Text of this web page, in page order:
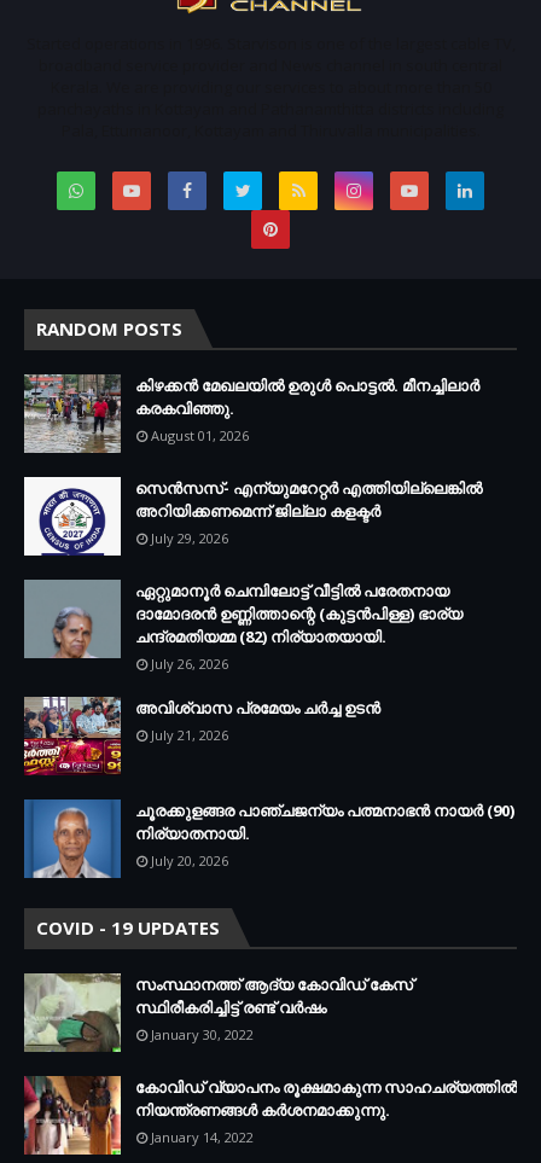
RANDOM POSTS
കിഴക്കന്‍ മേഖലയില്‍ ഉരുള്‍ പൊട്ടല്‍. മീനച്ചിലാര്‍
കരകവിഞ്ഞു.
August 01, 2026
സെന്‍സസ്- എന്യുമറേറ്റര്‍ എത്തിയില്ലെങ്കില്‍
അറിയിക്കണമെന്ന് ജില്ലാ കളക്ടര്‍
July 29, 2026
ഏറ്റുമാനൂര്‍ ചെമ്പിലോട്ട് വീട്ടില്‍ പരേതനായ
ദാമോദരന്‍ ഉണ്ണിത്താന്റെ (കുട്ടന്‍പിള്ള) ഭാര്യ
ചന്ദ്രമതിയമ്മ (82) നിര്യാതയായി.
July 26, 2026
അവിശ്വാസ പ്രമേയം ചര്‍ച്ച ഉടന്‍
July 21, 2026
ചൂരക്കുളങ്ങര പാഞ്ചജന്യം പത്മനാഭന്‍ നായര്‍ (90)
നിര്യാതനായി.
July 20, 2026
COVID - 19 UPDATES
സംസ്ഥാനത്ത് ആദ്യ കോവിഡ് കേസ്
സ്ഥിരീകരിച്ചിട്ട് രണ്ട് വര്‍ഷം
January 30, 2022
കോവിഡ് വ്യാപനം രൂക്ഷമാകുന്ന സാഹചര്യത്തില്‍
നിയന്ത്രണങ്ങള്‍ കര്‍ശനമാക്കുന്നു.
January 14, 2022